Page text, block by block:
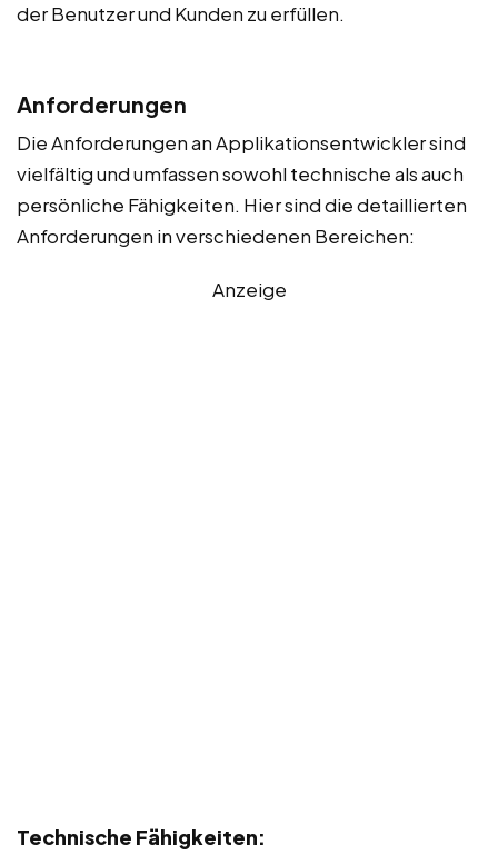
der Benutzer und Kunden zu erfüllen.
Anforderungen
Die Anforderungen an Applikationsentwickler sind
vielfältig und umfassen sowohl technische als auch
persönliche Fähigkeiten. Hier sind die detaillierten
Anforderungen in verschiedenen Bereichen:
Anzeige
Technische Fähigkeiten: